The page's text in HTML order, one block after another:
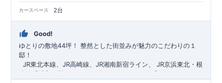
カースペース 2台
Good!
ゆとりの敷地44坪！ ​整然とした街並みが魅力のこだわりの１
邸！
​ ​ ​JR東北本線、JR高崎線、JR湘南新宿ライン、
JR京浜東北・根
岸線「浦和 」駅までバス36 分 バス停「